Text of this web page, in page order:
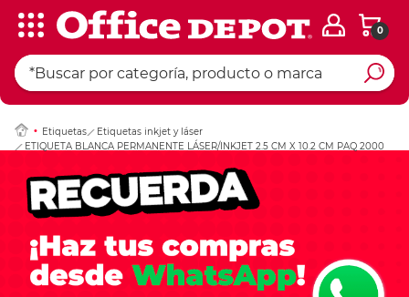
0
Etiquetas
Etiquetas inkjet y láser
ETIQUETA BLANCA PERMANENTE LÁSER/INKJET 2.5 CM X 10.2 CM PAQ 2000
Ingresar Codigo